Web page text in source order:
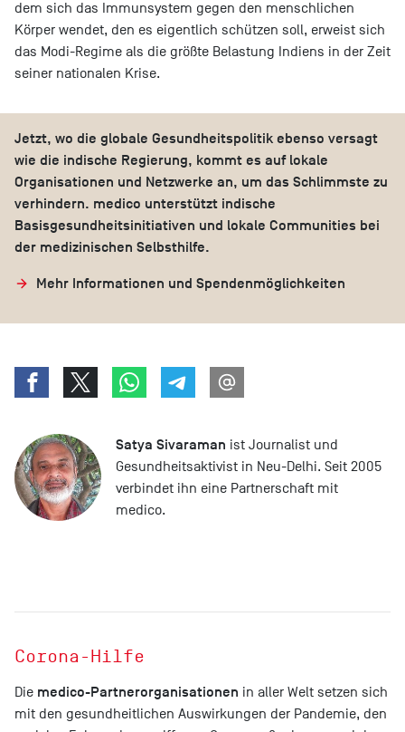
dem sich das Immunsystem gegen den menschlichen
Körper wendet, den es eigentlich schützen soll, erweist sich
das Modi-Regime als die größte Belastung Indiens in der Zeit
seiner nationalen Krise.
Jetzt, wo die globale Gesundheitspolitik ebenso versagt
wie die indische Regierung, kommt es auf lokale
Organisationen und Netzwerke an, um das Schlimmste zu
verhindern. medico unterstützt indische
Basisgesundheitsinitiativen und lokale Communities bei
der medizinischen Selbsthilfe.
Mehr Informationen und Spendenmöglichkeiten
Satya Sivaraman ist Journalist und
Gesundheitsaktivist in Neu-Delhi. Seit 2005
verbindet ihn eine Partnerschaft mit
medico.
Corona-Hilfe
Die medico-Partnerorganisationen in aller Welt setzen sich
mit den gesundheitlichen Auswirkungen der Pandemie, den